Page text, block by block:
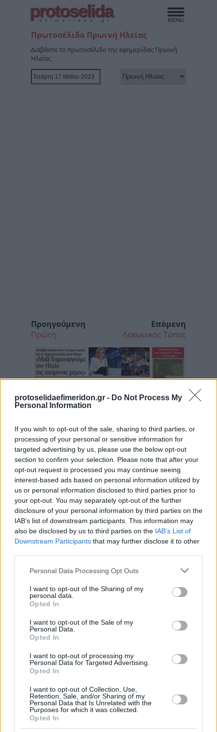
protoselidaefimeridon.gr - Do Not Process My
Personal Information
If you wish to opt-out of the sale, sharing to third parties, or
processing of your personal or sensitive information for
targeted advertising by us, please use the below opt-out
section to confirm your selection. Please note that after your
opt-out request is processed you may continue seeing
interest-based ads based on personal information utilized by
us or personal information disclosed to third parties prior to
your opt-out. You may separately opt-out of the further
disclosure of your personal information by third parties on the
IAB’s list of downstream participants. This information may
also be disclosed by us to third parties on the IAB’s List of
Downstream Participants that may further disclose it to other
Please note that this website/app uses one or more Google
not limited to your visit or usage behaviour. You may click to
grant or deny consent to Google and its third-party tags to
use your data for below specified purposes in below Google
consent section.
Personal Data Processing Opt Outs
I want to opt-out of the Sharing of my
personal data.
Opted In
I want to opt-out of the Sale of my
Personal Data.
Opted In
I want to opt-out of processing my
Personal Data for Targeted Advertising.
Opted In
I want to opt-out of Collection, Use,
Retention, Sale, and/or Sharing of my
Personal Data that Is Unrelated with the
Purposes for which it was collected.
Opted In
protoselida
efimeridon.gr
Πρωτοσέλιδο Πρωινή Ηλείας
Διαβάστε το πρωτοσέλιδο της εφημερίδας Πρωινή
Ηλείας
Προηγούμενη
Πρώτη
Επόμενη
Λακωνικός Τύπος
Κοινοποιήστε